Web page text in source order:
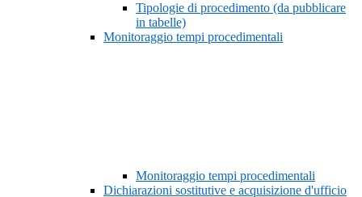
Tipologie di procedimento (da pubblicare
in tabelle)
Monitoraggio tempi procedimentali
Monitoraggio tempi procedimentali
Dichiarazioni sostitutive e acquisizione d'ufficio